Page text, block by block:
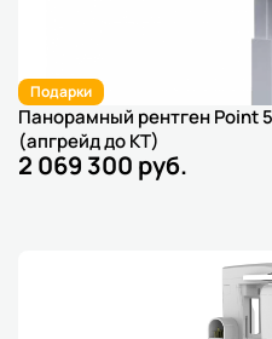
Подарки
Панорамный рентген Point
(апгрейд до КТ)
2 069 300 руб.